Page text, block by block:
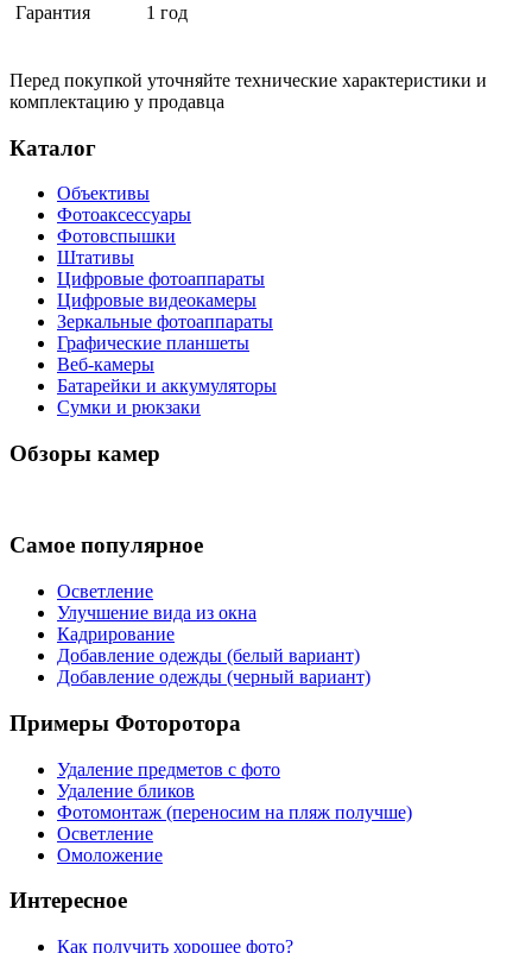
Гарантия 1 год
Перед покупкой уточняйте технические характеристики и
комплектацию у продавца
Каталог
Объективы
Фотоаксессуары
Фотовспышки
Штативы
Цифровые фотоаппараты
Цифровые видеокамеры
Зеркальные фотоаппараты
Графические планшеты
Веб-камеры
Батарейки и аккумуляторы
Сумки и рюкзаки
Обзоры камер
Самое популярное
Осветление
Улучшение вида из окна
Кадрирование
Добавление одежды (белый вариант)
Добавление одежды (черный вариант)
Примеры Фоторотора
Удаление предметов с фото
Удаление бликов
Фотомонтаж (переносим на пляж получше)
Осветление
Омоложение
Интересное
Как получить хорошее фото?